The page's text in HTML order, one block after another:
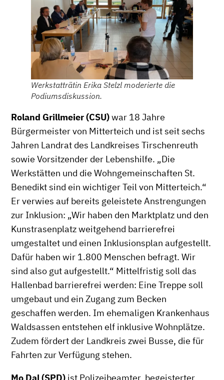
Werkstatträtin Erika Stelzl moderierte die
Podiumsdiskussion.
Roland Grillmeier (CSU)war 18 Jahre
Bürgermeister von Mitterteich und ist seit sechs
Jahren Landrat des Landkreises Tirschenreuth
sowie Vorsitzender der Lebenshilfe. „Die
Werkstätten und die Wohngemeinschaften St.
Benedikt sind ein wichtiger Teil von Mitterteich.“
Er verwies auf bereits geleistete Anstrengungen
zur Inklusion: „Wir haben den Marktplatz und den
Kunstrasenplatz weitgehend barrierefrei
umgestaltet und einen Inklusionsplan aufgestellt.
Dafür haben wir 1.800 Menschen befragt. Wir
sind also gut aufgestellt.“ Mittelfristig soll das
Hallenbad barrierefrei werden: Eine Treppe soll
umgebaut und ein Zugang zum Becken
geschaffen werden. Im ehemaligen Krankenhaus
Waldsassen entstehen elf inklusive Wohnplätze.
Zudem fördert der Landkreis zwei Busse, die für
Fahrten zur Verfügung stehen.
Mo Dal (SPD)ist Polizeibeamter, begeisterter